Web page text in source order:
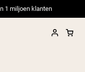
1 miljoen klanten